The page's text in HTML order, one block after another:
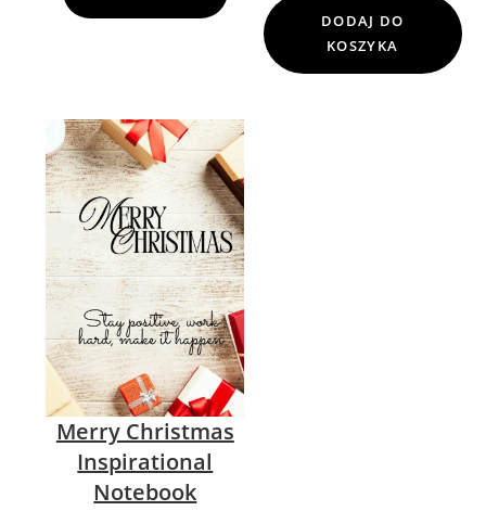
wynosiła:
cena
wynosi:
39,00 zł.
DODAJ DO
KOSZYKA
Merry Christmas
Inspirational
Notebook